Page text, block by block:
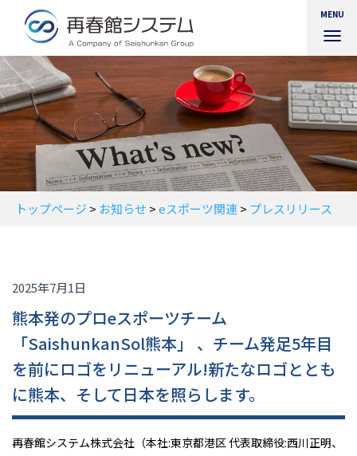
MENU
ビ
ゲ
ー
シ
ョ
ン
を
切
り
トップページ > お知らせ >eスポーツ関連> プレスリリース
2025年7月1日
熊本発のプロeスポーツチーム
「SaishunkanSol熊本」 、チーム発足5年目
を前にロゴをリニューアル!新たなロゴととも
に熊本、そして日本を照らします。
再春館システム株式会社（本社:東京都港区 代表取締役:西川正明、